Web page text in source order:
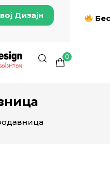
Дизајн
0